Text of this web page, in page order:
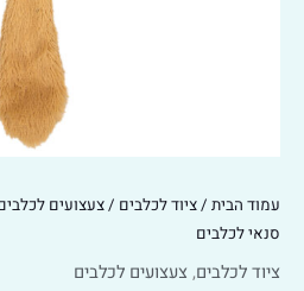
עמוד הבית/ציוד לכלבים/צעצועים לכלבים
סנאי לכלבים
ציוד לכלבים,צעצועים לכלבים